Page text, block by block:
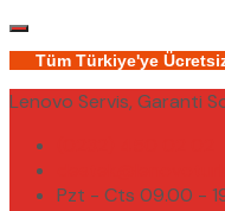
Tüm Türkiye'ye
Lenovo Servis, Garanti
Pzt - Cts 09.00 -